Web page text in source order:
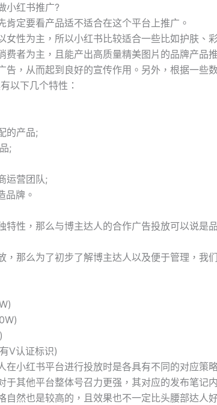
小红书推广?
肯定要看产品适不适合在这个平台上推广。
女性为主，所以小红书比较适合一些比如护肤、
费者为主，且能产出高质量精美图片的品牌产品
告，从而起到良好的宣传作用。另外，根据一些
以下几个特性：
的产品;
;
运营团队;
品牌。
特性，那么与博主达人的合作广告投放可以说是
，那么为了初步了解博主达人以及便于管理，我
V认证标识)
在小红书平台进行投放时是各具有不同的对应策
于其他平台整体号召力更强，其对应的发布笔记
自然也是较高的，且效果也不一定比头腰部达人